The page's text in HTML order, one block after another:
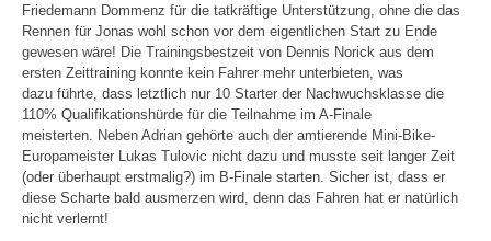
Friedemann Dommenz für die tatkräftige Unterstützung, ohne die das
Rennen für Jonas wohl schon vor dem eigentlichen Start zu Ende
gewesen wäre! Die Trainingsbestzeit von Dennis Norick aus dem
ersten Zeittraining konnte kein Fahrer mehr unterbieten, was
dazu führte, dass letztlich nur 10 Starter der Nachwuchsklasse die
110% Qualifikationshürde für die Teilnahme im A-Finale
meisterten. Neben Adrian gehörte auch der amtierende Mini-Bike-
Europameister Lukas Tulovic nicht dazu und musste seit langer Zeit
(oder überhaupt erstmalig?) im B-Finale starten. Sicher ist, dass er
diese Scharte bald ausmerzen wird, denn das Fahren hat er natürlich
nicht verlernt!